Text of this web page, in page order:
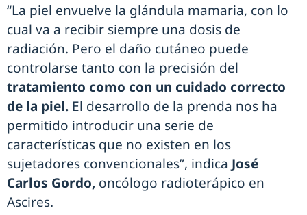
“La piel envuelve la glándula mamaria, con lo
cual va a recibir siempre una dosis de
radiación. Pero el daño cutáneo puede
controlarse tanto con la precisión del
tratamiento como con un cuidado correcto
de la piel. El desarrollo de la prenda nos ha
permitido introducir una serie de
características que no existen en los
sujetadores convencionales”, indica José
Carlos Gordo, oncólogo radioterápico en
Ascires.